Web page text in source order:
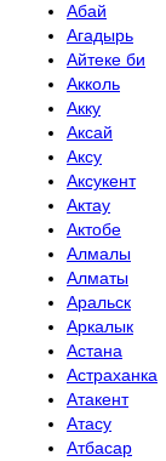
Абай
Агадырь
Айтеке би
Акколь
Акку
Аксай
Аксу
Аксукент
Актау
Актобе
Алмалы
Алматы
Аральск
Аркалык
Астана
Астраханка
Атакент
Атасу
Атбасар